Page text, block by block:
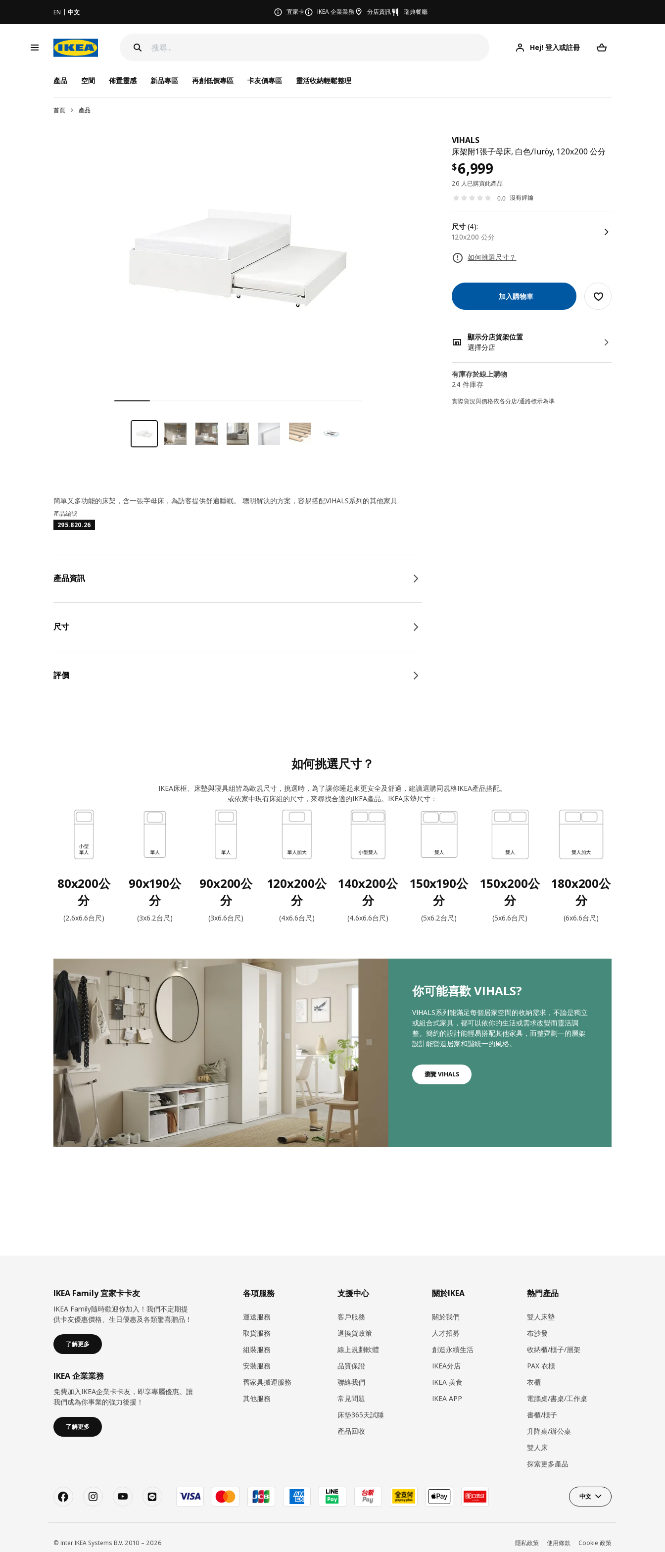
EN 中文 宜家卡 IKEA 企業業務 分店資訊 瑞典餐廳
Hej! 登入或註冊
產品 空間 佈置靈感 新品專區 再創低價專區 卡友價專區 靈活收納輕鬆整理
首頁 產品
VIHALS
床架附1張子母床, 白色/luröy, 120x200 公分
$6,999
26 人已購買此產品
0.0 沒有評論
尺寸 (4):
120x200 公分
如何挑選尺寸？
加入購物車
顯示分店貨架位置
選擇分店
有庫存於線上購物
24 件庫存
實際貨況與價格依各分店/通路標示為準
簡單又多功能的床架，含一張字母床，為訪客提供舒適睡眠。 聰明解決的方案，容易搭配VIHALS系列的其他家具
產品編號
295.820.26
產品資訊
尺寸
評價
如何挑選尺寸？
IKEA床框、床墊與寢具組皆為歐規尺寸，挑選時，為了讓你睡起來更安全及舒適，建議選購同規格IKEA產品搭配。
或依家中現有床組的尺寸，來尋找合適的IKEA產品。IKEA床墊尺寸：
80x200公
分
(2.6x6.6台尺)
90x190公
分
(3x6.2台尺)
90x200公
分
(3x6.6台尺)
120x200公
分
(4x6.6台尺)
140x200公
分
(4.6x6.6台尺)
150x190公
分
(5x6.2台尺)
150x200公
分
(5x6.6台尺)
180x200公
分
(6x6.6台尺)
你可能喜歡 VIHALS?
VIHALS系列能滿足每個居家空間的收納需求，不論是獨立
或組合式家具，都可以依你的生活或需求改變而靈活調
整。簡約的設計能輕易搭配其他家具，而整齊劃一的層架
設計能營造居家和諧統一的風格。
瀏覽 VIHALS
IKEA Family 宜家卡卡友
IKEA Family隨時歡迎你加入！我們不定期提
供卡友優惠價格、生日優惠及各類驚喜贈品！
了解更多
IKEA 企業業務
免費加入IKEA企業卡卡友，即享專屬優惠。讓
我們成為你事業的強力後援！
了解更多
各項服務
運送服務
取貨服務
組裝服務
安裝服務
​舊家具搬運服務
其他服務
支援中心
客戶服務
退換貨政策
線上規劃軟體
品質保證
聯絡我們
常見問題
床墊365天試睡
產品回收
關於IKEA
關於我們
人才招募
創造永續生活
IKEA分店
IKEA 美食
IKEA APP
熱門產品
雙人床墊
布沙發
收納櫃/櫃子/層架
PAX 衣櫃
衣櫃
電腦桌/書桌/工作桌
書櫃/櫃子
升降桌/辦公桌
雙人床
探索更多產品
中文
© Inter IKEA Systems B.V. 2010 – 2026 隱私政策 使用條款 Cookie 政策